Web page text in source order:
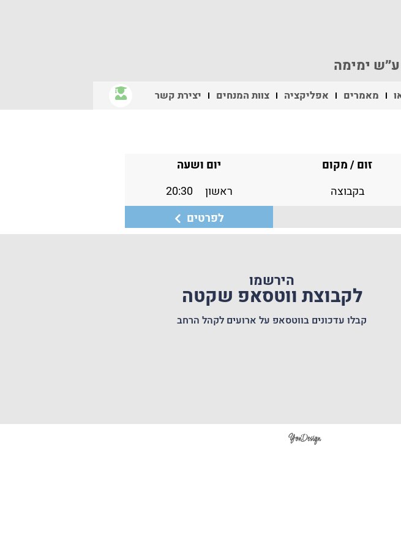
ע״ש ימימה
מאמרים אפליקציה צוות המנחים יצירת קשר
זום / מקום
בקבוצה
יום ושעה
ראשון
20:30
לפרטים
הירשמו
לקבוצת ווטסאפ שקטה
קבלו עדכונים בווטסאפ על ארועים לקהל הרחב
YonDesign